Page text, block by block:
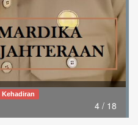
4 / 18
Kehadiran